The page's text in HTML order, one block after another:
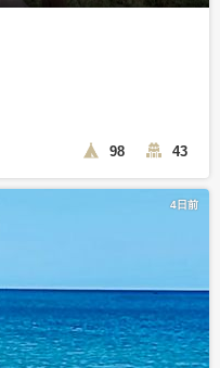
98 43
4日前